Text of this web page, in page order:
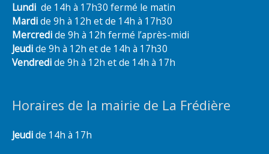
Lundi de 14h à 17h30 fermé le matin
Mardide 9h à 12h et de 14h à 17h30
Mercredide 9h à 12h fermé l’après-midi
Jeudide 9h à 12h et de 14h à 17h30
Vendredide 9h à 12h et de 14h à 17h
Horaires de la mairie de La Frédière
Jeudide 14h à 17h